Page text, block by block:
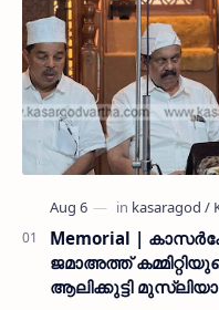
Memorial |
ജമാഅത്ത്
ആലിക്കുട്ടി